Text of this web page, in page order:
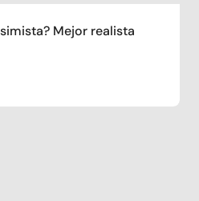
Mejor realista